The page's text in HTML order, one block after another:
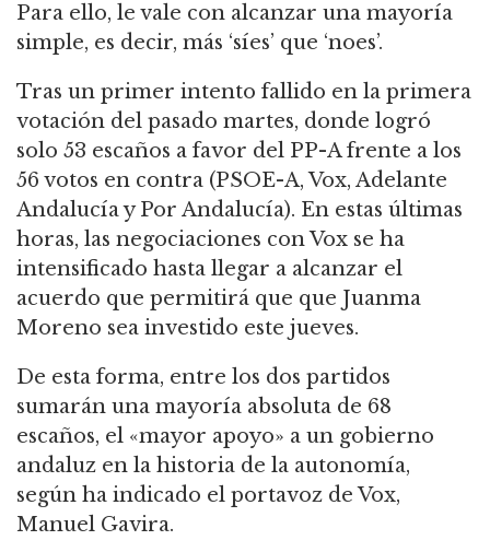
Para ello, le vale con alcanzar una mayoría
simple, es decir, más ‘síes’ que ‘noes’.
Tras un primer intento fallido en la primera
votación del pasado martes, donde logró
solo 53 escaños a favor del PP-A frente a los
56 votos en contra (PSOE-A, Vox, Adelante
Andalucía y Por Andalucía). En estas últimas
horas, las negociaciones con Vox se ha
intensificado hasta llegar a alcanzar el
acuerdo que permitirá que que Juanma
Moreno sea investido este jueves.
De esta forma, entre los dos partidos
sumarán una mayoría absoluta de 68
escaños, el «mayor apoyo» a un gobierno
andaluz en la historia de la autonomía,
según ha indicado el portavoz de Vox,
Manuel Gavira.